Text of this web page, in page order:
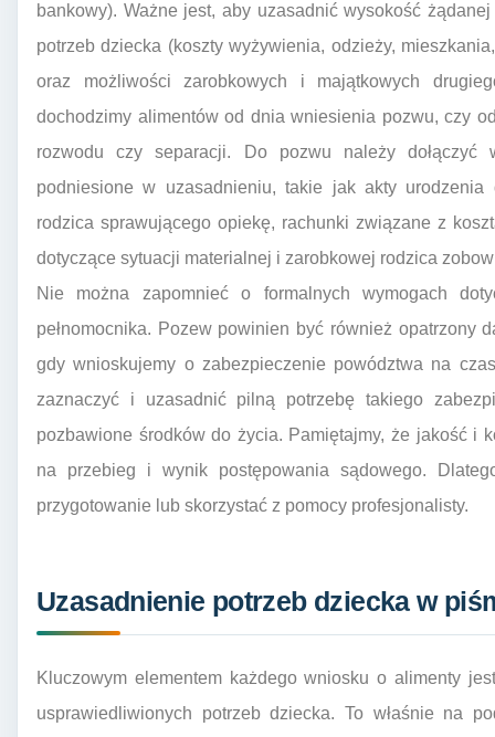
bankowy). Ważne jest, aby uzasadnić wysokość
potrzeb dziecka (koszty wyżywienia, odzieży,
oraz możliwości zarobkowych i majątkowych
dochodzimy alimentów od dnia wniesienia pozwu, czy
rozwodu czy separacji. Do pozwu należy dołączyć
podniesione w uzasadnieniu, takie jak akty urodzenia
rodzica sprawującego opiekę, rachunki związane z
dotyczące sytuacji materialnej i zarobkowej rodzica
Nie można zapomnieć o formalnych wymogach
pełnomocnika. Pozew powinien być również opatrzony
gdy wnioskujemy o zabezpieczenie powództwa na
zaznaczyć i uzasadnić pilną potrzebę takiego
pozbawione środków do życia. Pamiętajmy, że jakość i
na przebieg i wynik postępowania sądowego.
przygotowanie lub skorzystać z pomocy profesjonalisty.
Uzasadnienie potrzeb dziecka w
Kluczowym elementem każdego wniosku o alimenty
usprawiedliwionych potrzeb dziecka. To właśnie na